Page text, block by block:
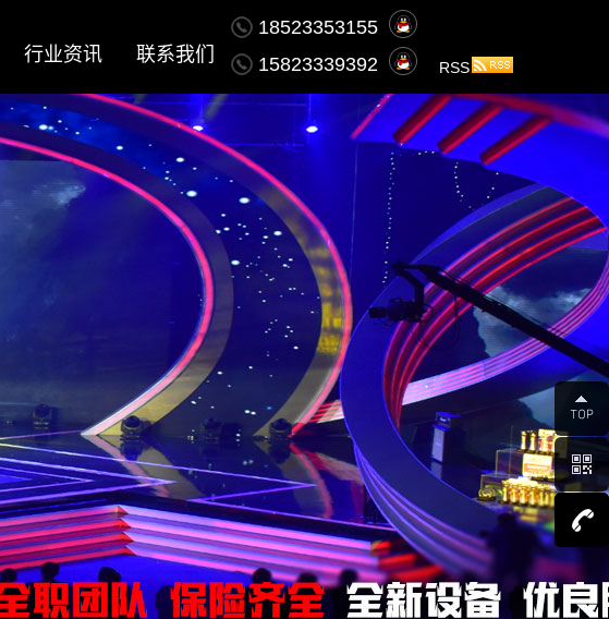
行业资讯
News
联系我们
Contact
18523353155
15823339392
RSS